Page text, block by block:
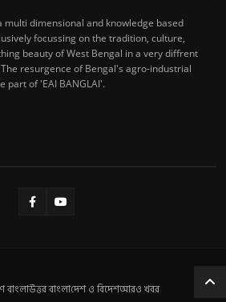
multi dimensional and knowledge based
focussing on the tradition, culture,
beauty of West Bengal in a very diffrent
resurgence of Bengal's agro-industrial
part of 'EAI BANGLAI'.
বাংলাউত্তর বাংলাদেশ ও বিদেশআরও খবর